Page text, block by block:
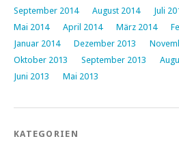
September 2014
August 2014 Juli
Mai 2014
April 2014 März 2014
Januar 2014
Dezember 2013
Oktober 2013
September 2013
Juni 2013
Mai 2013
KATEGORIEN